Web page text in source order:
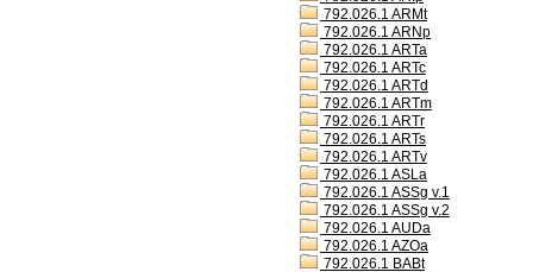
792.026.1 ARMt
792.026.1 ARNp
792.026.1 ARTa
792.026.1 ARTc
792.026.1 ARTd
792.026.1 ARTm
792.026.1 ARTr
792.026.1 ARTs
792.026.1 ARTv
792.026.1 ASLa
792.026.1 ASSg v.1
792.026.1 ASSg v.2
792.026.1 AUDa
792.026.1 AZOa
792.026.1 BABt